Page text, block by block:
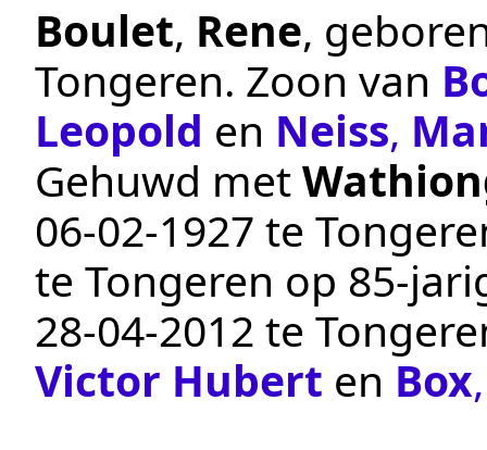
Boulet, Rene,
Tongeren. Zoon van
Leopold en Neiss,
Gehuwd met
06‑02‑1927 te
te Tongeren op 85-
28‑04‑2012 te
Victor Hubert en Box